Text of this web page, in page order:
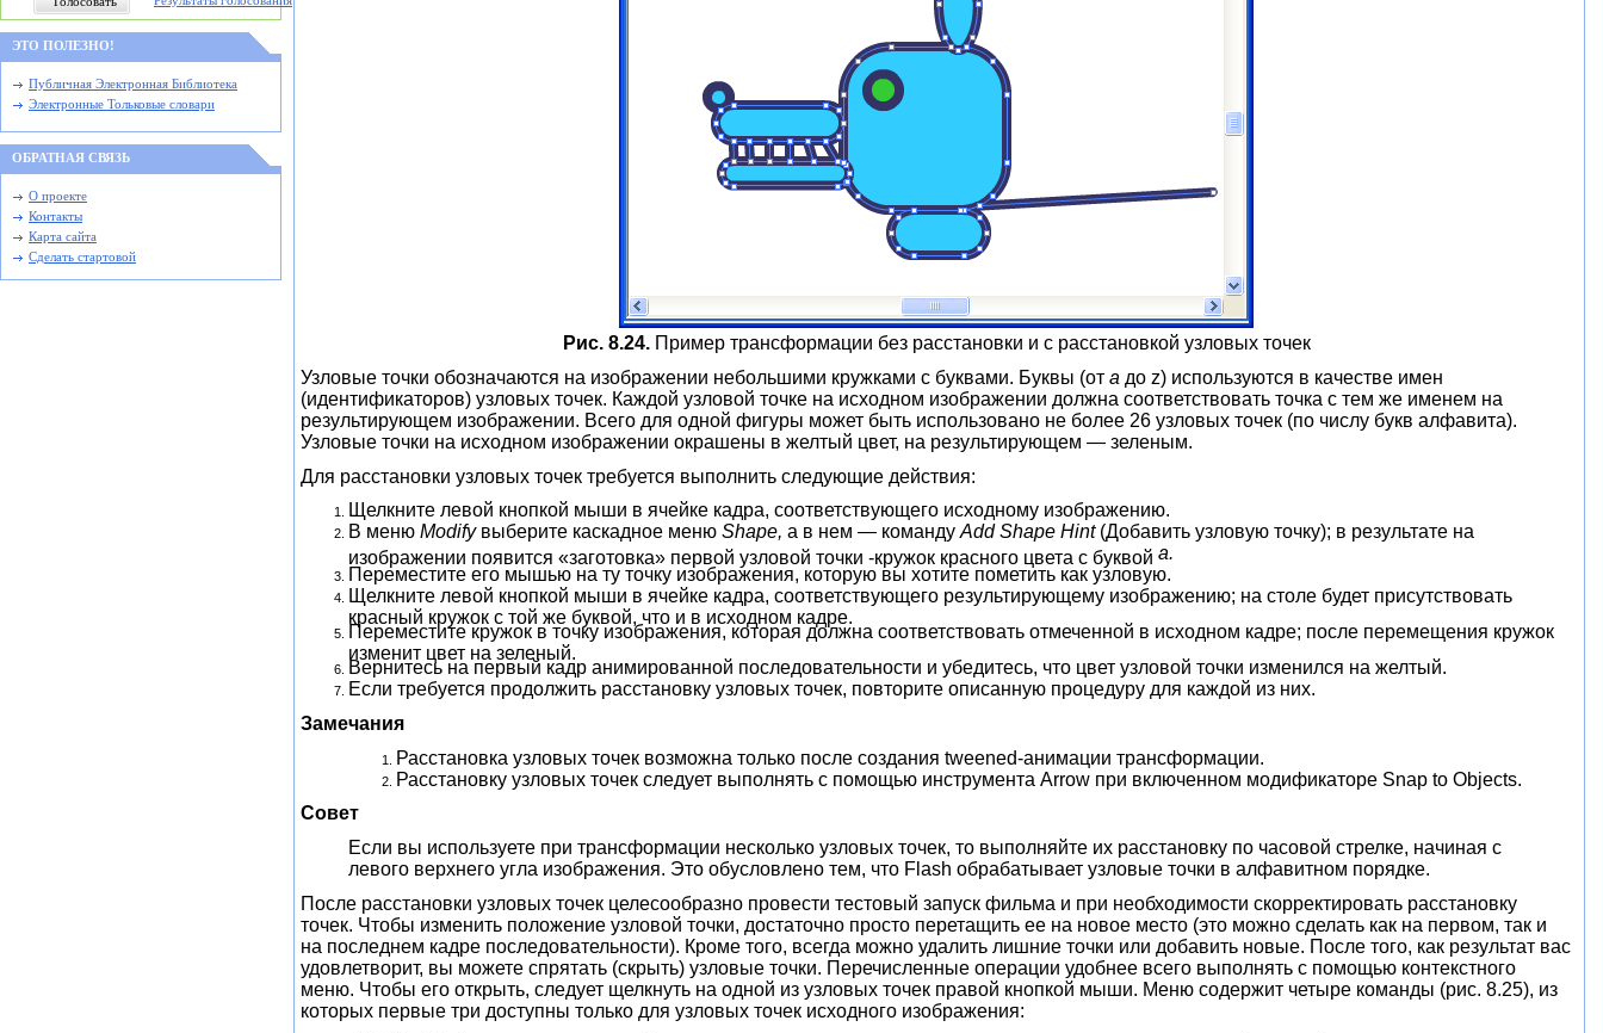
ЭТО ПОЛЕЗНО!
Публичная Электронная Библиотека
Электронные Тольковые словари
ОБРАТНАЯ СВЯЗЬ
О проекте
Контакты
Карта сайта
Сделать стартовой
Рис. 8.24. Пример трансформации без расстановки и с расстановкой узловых точек
Узловые точки обозначаются на изображении небольшими кружками с буквами. Буквы (от а до z) используются в качестве имен
(идентификаторов) узловых точек. Каждой узловой точке на исходном изображении должна соответствовать точка с тем же именем на
результирующем изображении. Всего для одной фигуры может быть использовано не более 26 узловых точек (по числу букв алфавита).
Узловые точки на исходном изображении окрашены в желтый цвет, на результирующем — зеленым.
Для расстановки узловых точек требуется выполнить следующие действия:
Щелкните левой кнопкой мыши в ячейке кадра, соответствующего исходному изображению.
В меню Modify выберите каскадное меню Shape, а в нем — команду Add Shape Hint (Добавить узловую точку); в результате на
изображении появится «заготовка» первой узловой точки -кружок красного цвета с буквой а.
Переместите его мышью на ту точку изображения, которую вы хотите пометить как узловую.
Щелкните левой кнопкой мыши в ячейке кадра, соответствующего результирующему изображению; на столе будет присутствовать
красный кружок с той же буквой, что и в исходном кадре.
Переместите кружок в точку изображения, которая должна соответствовать отмеченной в исходном кадре; после перемещения кружок
изменит цвет на зеленый.
Вернитесь на первый кадр анимированной последовательности и убедитесь, что цвет узловой точки изменился на желтый.
Если требуется продолжить расстановку узловых точек, повторите описанную процедуру для каждой из них.
Замечания
Расстановка узловых точек возможна только после создания tweened-анимации трансформации.
Расстановку узловых точек следует выполнять с помощью инструмента Arrow при включенном модификаторе Snap to Objects.
Совет
Если вы используете при трансформации несколько узловых точек, то выполняйте их расстановку по часовой стрелке, начиная с
левого верхнего угла изображения. Это обусловлено тем, что Flash обрабатывает узловые точки в алфавитном порядке.
После расстановки узловых точек целесообразно провести тестовый запуск фильма и при необходимости скорректировать расстановку
точек. Чтобы изменить положение узловой точки, достаточно просто перетащить ее на новое место (это можно сделать как на первом, так и
на последнем кадре последовательности). Кроме того, всегда можно удалить лишние точки или добавить новые. После того, как результат вас
удовлетворит, вы можете спрятать (скрыть) узловые точки. Перечисленные операции удобнее всего выполнять с помощью контекстного
меню. Чтобы его открыть, следует щелкнуть на одной из узловых точек правой кнопкой мыши. Меню содержит четыре команды (рис. 8.25), из
которых первые три доступны только для узловых точек исходного изображения: